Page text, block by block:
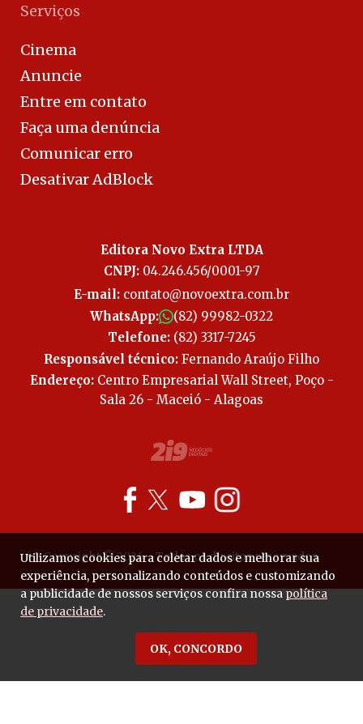
Serviços
Cinema
Anuncie
Entre em contato
Faça uma denúncia
Comunicar erro
Desativar AdBlock
Editora Novo Extra LTDA
CNPJ:04.246.456/0001-97
E-mail: contato@novoextra.com.br
WhatsApp:
(82) 99982-0322
Telefone:(82) 3317-7245
Responsável técnico: Fernando Araújo Filho
Endereço:Centro Empresarial Wall Street, Poço -
Sala 26 - Maceió - Alagoas
Copyright © 2026 - Todos os direitos reservados.
Utilizamos cookies para coletar dados e melhorar sua
experiência, personalizando conteúdos e customizando
a publicidade de nossos serviços confira nossapolítica
de privacidade.
OK, CONCORDO